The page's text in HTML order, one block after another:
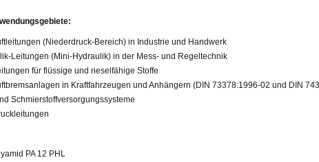
(Niederdruck-Bereich) in Industrie und Handwerk
Leitungen (Mini-Hydraulik) in der Mess- und Regeltechnik
für flüssige und rieselfähige Stoffe
in Kraftfahrzeugen und Anhängern (DIN 73378:1996-02 und DIN
Schmierstoffversorgungssysteme
PA 12 PHL